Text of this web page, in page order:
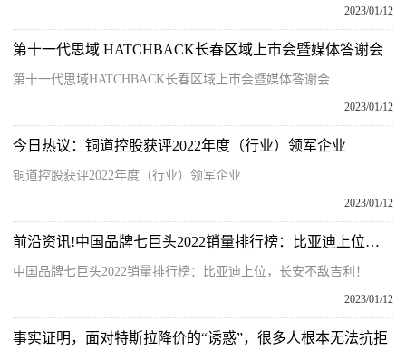
2023/01/12
第十一代思域 HATCHBACK长春区域上市会暨媒体答谢会
第十一代思域HATCHBACK长春区域上市会暨媒体答谢会
2023/01/12
今日热议：铜道控股获评2022年度（行业）领军企业
铜道控股获评2022年度（行业）领军企业
2023/01/12
前沿资讯!中国品牌七巨头2022销量排行榜：比亚迪上位，长安不敌吉利！
中国品牌七巨头2022销量排行榜：比亚迪上位，长安不敌吉利！
2023/01/12
事实证明，面对特斯拉降价的“诱惑”，很多人根本无法抗拒